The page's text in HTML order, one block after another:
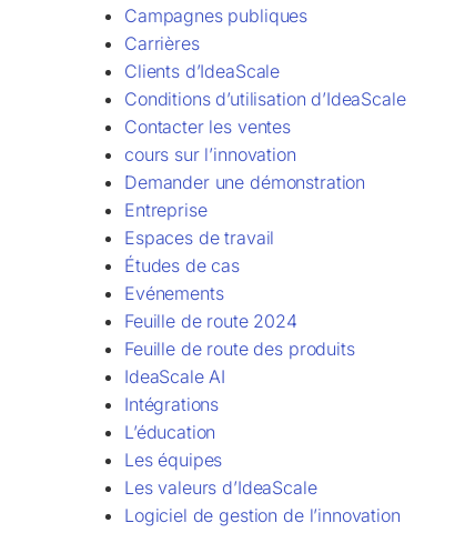
Campagnes publiques
Carrières
Clients d’IdeaScale
Conditions d’utilisation d’IdeaScale
Contacter les ventes
cours sur l’innovation
Demander une démonstration
Entreprise
Espaces de travail
Études de cas
Evénements
Feuille de route 2024
Feuille de route des produits
IdeaScale AI
Intégrations
L’éducation
Les équipes
Les valeurs d’IdeaScale
Logiciel de gestion de l’innovation